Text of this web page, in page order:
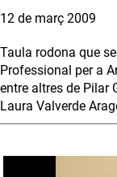
12 de març 2009
Taula rodona que
Professional per a
entre altres de Pilar
Laura Valverde